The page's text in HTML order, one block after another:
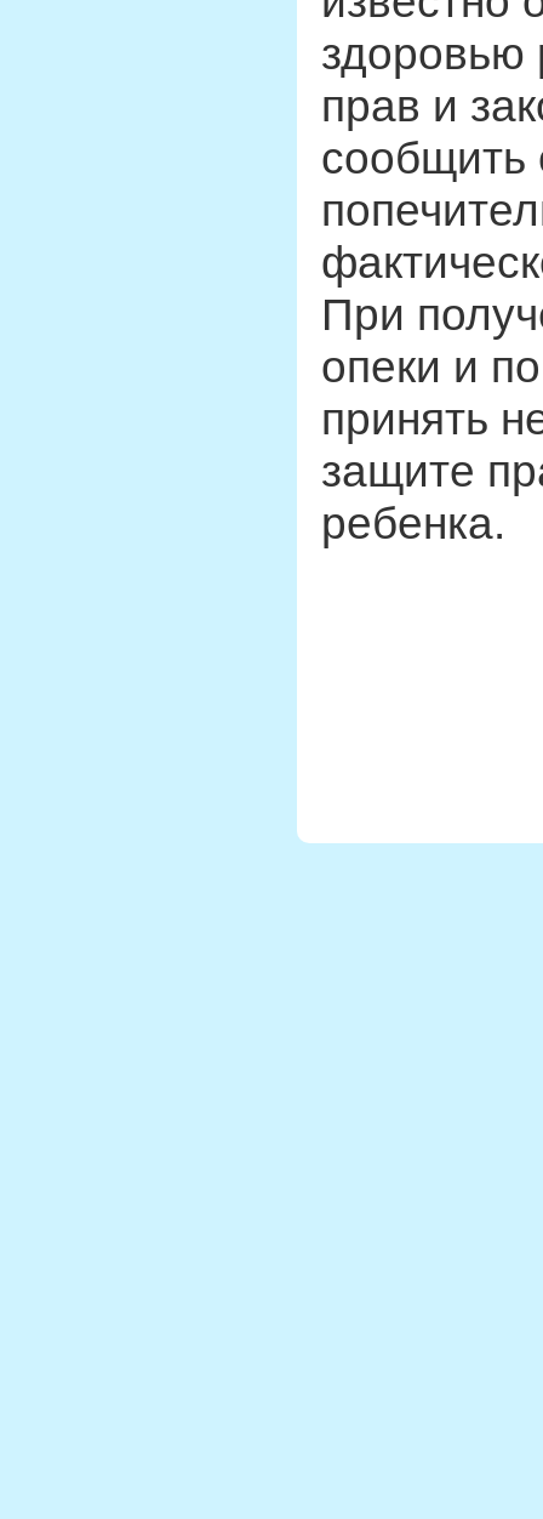
здоровью
прав и
сообщить
При
опеки и
принять
защите
ребенка.